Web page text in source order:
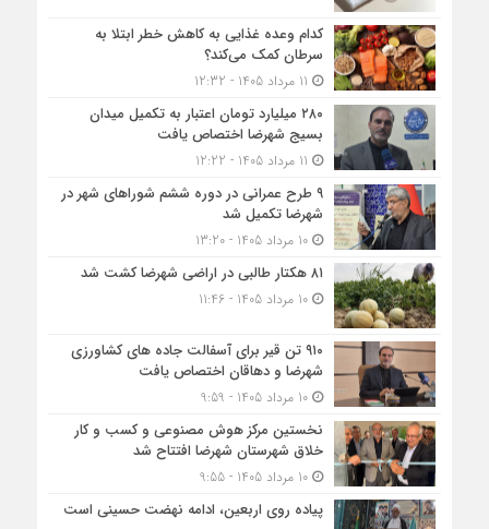
کدام وعده غذایی به کاهش خطر ابتلا به
سرطان کمک می‌کند؟
۲۸۰ میلیارد تومان اعتبار به تکمیل میدان
بسیج شهرضا اختصاص یافت
۹ طرح عمرانی در دوره ششم شوراهای شهر در
شهرضا تکمیل شد
10 مرداد 1405 - 13:20
۸۱ هکتار طالبی در اراضی شهرضا کشت شد
10 مرداد 1405 - 11:46
۹۱۰ تن قیر برای آسفالت جاده های کشاورزی
شهرضا و دهاقان اختصاص یافت
10 مرداد 1405 - 9:59
نخستین مرکز هوش مصنوعی و کسب‌ و کار
خلاق شهرستان شهرضا افتتاح شد
10 مرداد 1405 - 9:55
پیاده روی اربعین، ادامه نهضت حسینی است